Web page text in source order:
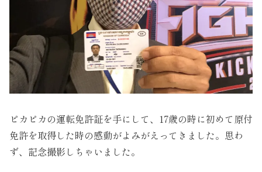
ピカピカの運転免許証を手にして、17歳の時に初めて原付
免許を取得した時の感動がよみがえってきました。思わ
ず、記念撮影しちゃいました。